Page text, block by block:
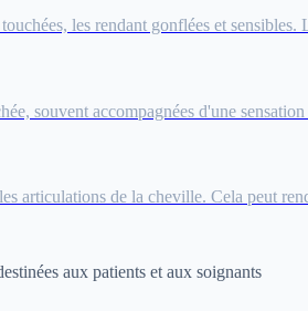
les rendant gonflées et
souvent accompagnées d'une
articulations de la cheville. Cela peut
aux patients et aux soignants